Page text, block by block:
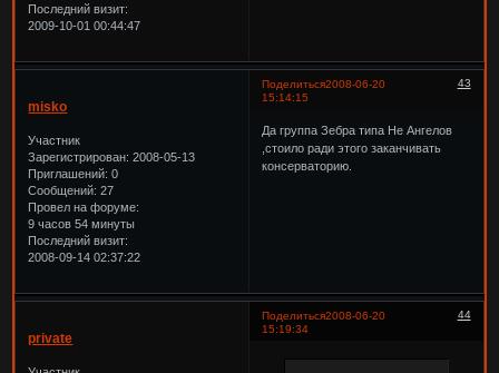
Последний визит:
2009-10-01 00:44:47
Поделиться 43
2008-06-20
15:14:15
misko
Участник
Зарегистрирован: 2008-05-13
Приглашений: 0
Сообщений: 27
Провел на форуме:
9 часов 54 минуты
Последний визит:
2008-09-14 02:37:22
Да группа Зебра типа Не Ангелов
,стоило ради этого заканчивать
консерваторию.
Поделиться 44
2008-06-20
15:19:34
private